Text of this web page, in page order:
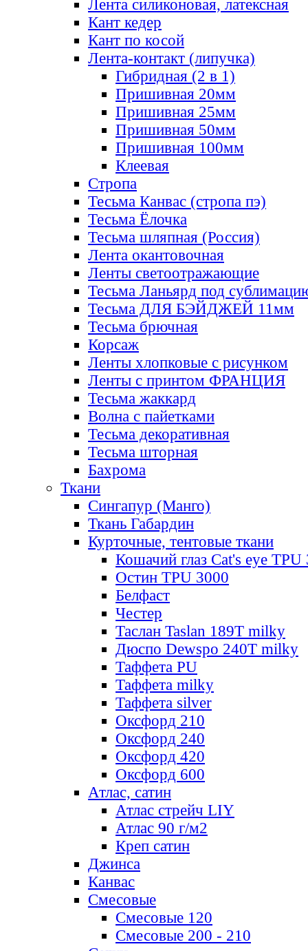
Лента силиконовая, латексная
Кант кедер
Кант по косой
Лента-контакт (липучка)
Гибридная (2 в 1)
Пришивная 20мм
Пришивная 25мм
Пришивная 50мм
Пришивная 100мм
Клеевая
Стропа
Тесьма Канвас (стропа пэ)
Тесьма Ёлочка
Тесьма шляпная (Россия)
Лента окантовочная
Ленты светоотражающие
Тесьма Ланьярд под
Тесьма ДЛЯ БЭЙДЖЕЙ 11мм
Тесьма брючная
Корсаж
Ленты хлопковые с рисунком
Ленты с принтом ФРАНЦИЯ
Тесьма жаккард
Волна с пайетками
Тесьма декоративная
Тесьма шторная
Бахрома
Ткани
Сингапур (Манго)
Ткань Габардин
Курточные, тентовые ткани
Кошачий глаз Cat's eye TPU
Остин TPU 3000
Белфаст
Честер
Таслан Taslan 189T milky
Дюспо Dewspo 240T milky
Таффета PU
Таффета milky
Таффета silver
Оксфорд 210
Оксфорд 240
Оксфорд 420
Оксфорд 600
Атлас, сатин
Атлас стрейч LIY
Атлас 90 г/м2
Креп сатин
Джинса
Канвас
Смесовые
Смесовые 120
Смесовые 200 - 210